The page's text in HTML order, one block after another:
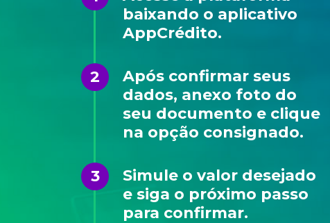
baixando o aplicativo
AppCrédito.
2
Após confirmar seus
dados, anexo foto do
seu documento e clique
na opção consignado.
3
Simule o valor desejado
e siga o próximo passo
para confirmar.